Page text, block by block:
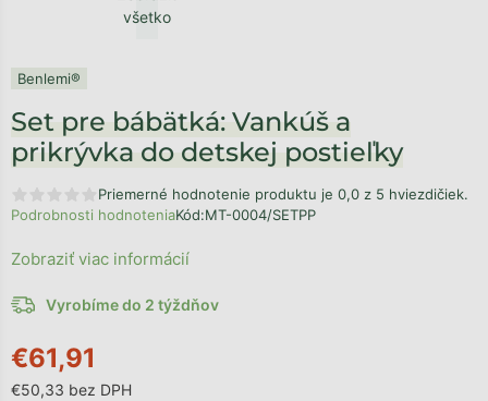
všetko
Benlemi®
Set pre bábätká: Vankúš a
prikrývka do detskej postieľky
Priemerné hodnotenie produktu je 0,0 z 5 hviezdičiek.
Podrobnosti hodnoteniaKód:MT-0004/SETPP
€61,91
€50,33 bez DPH
Vyrobíme do 2 týždňov
Zobraziť viac informácií